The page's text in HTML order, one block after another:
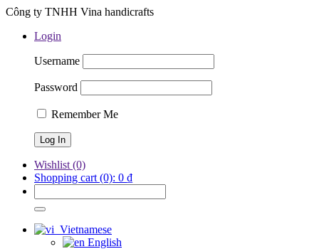
Công ty TNHH Vina handicrafts
Login
Username
Password
Remember Me
Wishlist (0)
Shopping cart (0): 0 ₫
Vietnamese
English